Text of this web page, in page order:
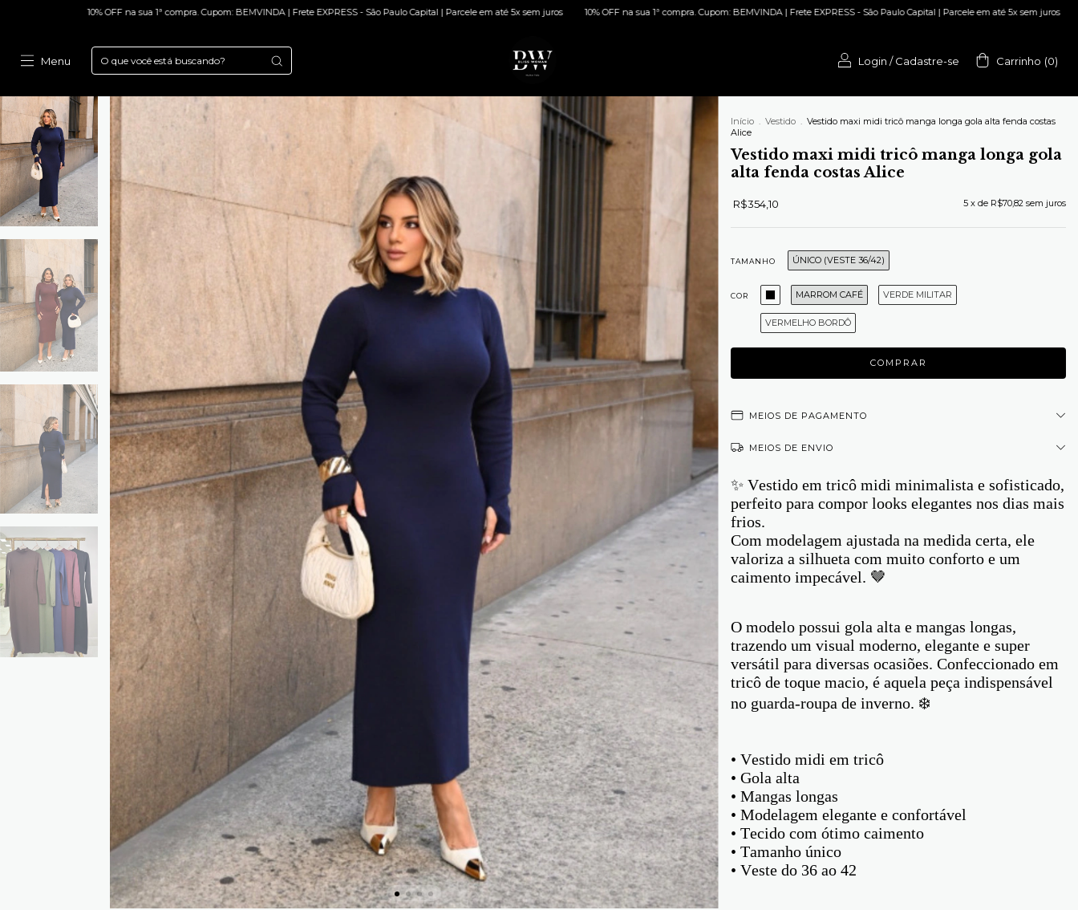
OFF na sua 1ª compra. Cupom: BEMVINDA | Frete EXPRESS - São Paulo Capital | Parcele em até 5x sem juros 10% OFF na sua 1ª compra. Cupom: BEMVINDA | Frete EXPRESS - São Paulo Capital | Parcele em até 5x sem juros 10% OFF na sua 1ª
Menu Login /Cadastre-se Carrinho (0)
Início . Vestido . Vestido maxi midi tricô manga longa gola alta fenda costas
Alice
Vestido maxi midi tricô manga longa gola
alta fenda costas Alice
R$354,10 5 x de R$70,82 sem juros
TAMANHO ÚNICO (VESTE 36/42)
COR MARROM CAFÉ VERDE MILITAR
VERMELHO BORDÔ
MEIOS DE PAGAMENTO
MEIOS DE ENVIO
✨ Vestido em tricô midi minimalista e sofisticado,
perfeito para compor looks elegantes nos dias mais
frios.
Com modelagem ajustada na medida certa, ele
valoriza a silhueta com muito conforto e um
caimento impecável. 🤎
O modelo possui gola alta e mangas longas,
trazendo um visual moderno, elegante e super
versátil para diversas ocasiões. Confeccionado em
tricô de toque macio, é aquela peça indispensável
no guarda-roupa de inverno. ❄️
• Vestido midi em tricô
• Gola alta
• Mangas longas
• Modelagem elegante e confortável
• Tecido com ótimo caimento
• Tamanho único
• Veste do 36 ao 42